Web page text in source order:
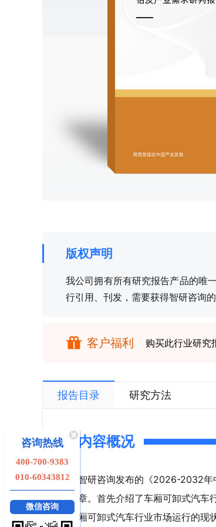
版权声明
我公司拥有所有研究报告产品的唯
行引用、刊发，需要获得智研咨询的
客户福利 购买此行业研究
报告目录 研究方法
内容概况
智研咨询发布的《2026-2032年
章。首先介绍了车厢可卸式汽车
厢可卸式汽车行业市场运行的现
咨询热线
400-700-9383
010-60343812
微信咨询